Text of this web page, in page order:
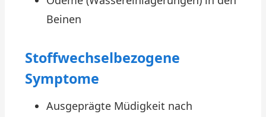
Beinen
Stoffwechselbezogene
Symptome
Ausgeprägte Müdigkeit nach